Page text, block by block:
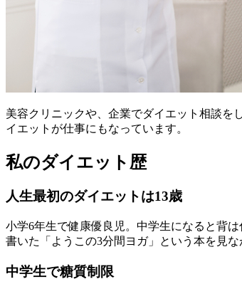
美容クリニックや、企業でダイエット相談を
イエットが仕事にもなっています。
私のダイエット歴
人生最初のダイエットは13歳
小学6年生で健康優良児。中学生になると背
書いた「ようこの3分間ヨガ」という本を見
中学生で糖質制限